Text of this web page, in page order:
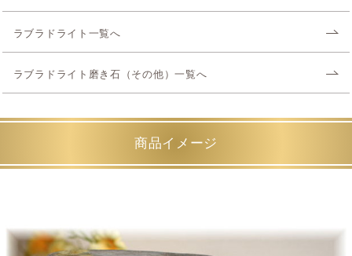
ラブラドライト一覧へ
ラブラドライト磨き石（その他）一覧へ
商品イメージ